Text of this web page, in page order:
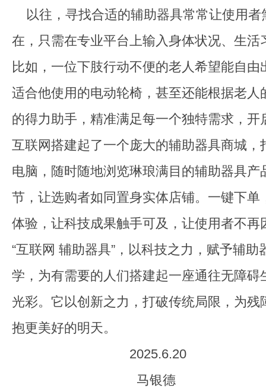
以往，寻找合适的辅助器具常常让使用者
在，只需在专业平台上输入身体状况、生
比如，一位下肢行动不便的老人希望能自
适合他使用的电动轮椅，甚至还能根据老
的得力助手，精准满足每一个独特需求，
互联网搭建起了一个庞大的辅助器具商城
电脑，随时随地浏览琳琅满目的辅助器具
节，让选购者如同置身实体店铺。一键下
体验，让科技成果触手可及，让使用者不
“互联网 辅助器具”，以科技之力，赋予辅
学，为有需要的人们搭建起一座通往无障
光彩。它以创新之力，打破传统局限，为
抱更美好的明天。
2025.6.20
马银德